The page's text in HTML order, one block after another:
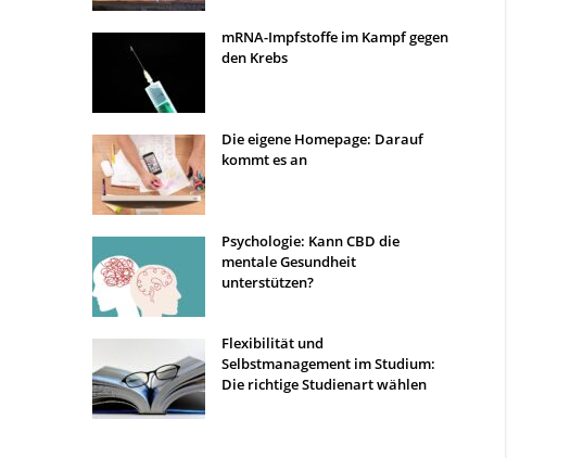
mRNA-Impfstoffe im Kampf gegen
den Krebs
Die eigene Homepage: Darauf
kommt es an
Psychologie: Kann CBD die
mentale Gesundheit
unterstützen?
Flexibilität und
Selbstmanagement im Studium:
Die richtige Studienart wählen